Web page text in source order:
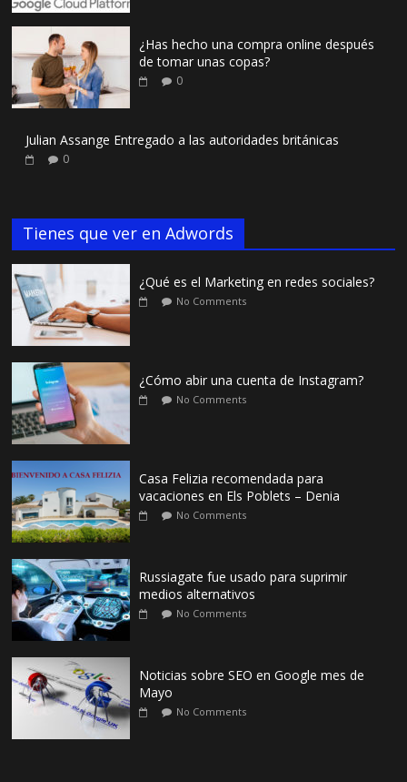
¿Has hecho una compra online después
de tomar unas copas?
0
Julian Assange Entregado a las autoridades británicas
0
Tienes que ver en Adwords
¿Qué es el Marketing en redes sociales?
No Comments
¿Cómo abir una cuenta de Instagram?
No Comments
Casa Felizia recomendada para
vacaciones en Els Poblets – Denia
No Comments
Russiagate fue usado para suprimir
medios alternativos
No Comments
Noticias sobre SEO en Google mes de
Mayo
No Comments